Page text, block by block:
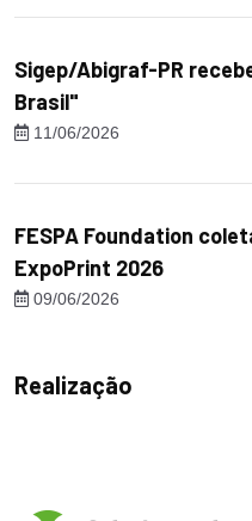
Sigep/Abigraf-PR
Brasil"
11/06/2026
FESPA Foundation
ExpoPrint 2026
09/06/2026
Realização